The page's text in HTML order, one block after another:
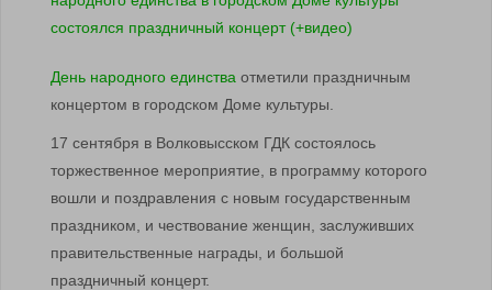
День народного единства отметили праздничным
концертом в городском Доме культуры.
17 сентября в Волковысском ГДК состоялось
торжественное мероприятие, в программу которого
вошли и поздравления с новым государственным
праздником, и чествование женщин, заслуживших
правительственные награды, и большой
праздничный концерт.